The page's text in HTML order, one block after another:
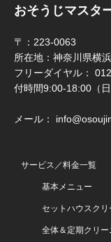
おそうじマスタ
〒：223-0063
所在地：神奈川県横
フリーダイヤル：
付時間9:00-18:00（日
メール：
サービス／料金一覧
基本メニュー
セットハウスクリ
全体＆定期クリー